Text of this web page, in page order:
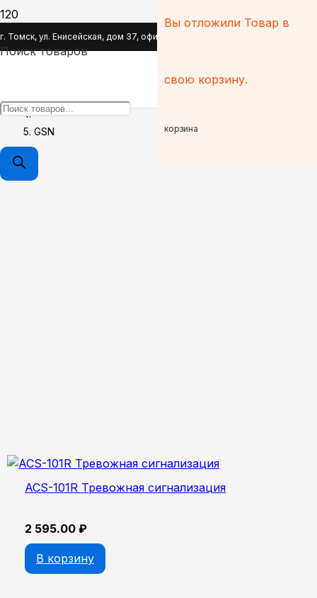
г. Томск, ул. Енисейская, дом 37, офис 110
Поиск товаров
Вы отложили Товар в
свою корзину.
корзина
GSN
GSN
ACS-101R Тревожная сигнализация
2 595.00 ₽
В корзину